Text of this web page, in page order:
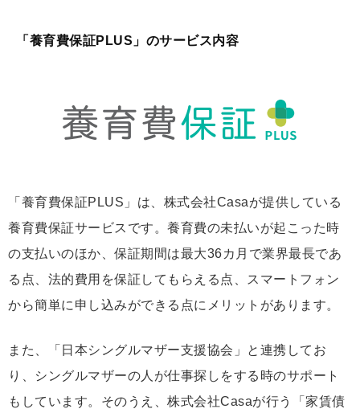
「養育費保証PLUS」のサービス内容
「養育費保証PLUS」は、株式会社Casaが提供している
養育費保証サービスです。養育費の未払いが起こった時
の支払いのほか、保証期間は最大36カ月で業界最長であ
る点、法的費用を保証してもらえる点、スマートフォン
から簡単に申し込みができる点にメリットがあります。
また、「日本シングルマザー支援協会」と連携してお
り、シングルマザーの人が仕事探しをする時のサポート
もしています。そのうえ、株式会社Casaが行う「家賃債